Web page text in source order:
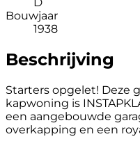
Bouwjaar
1938
Beschrijving
Starters opgelet! Deze
kapwoning is
een aangebouwde
overkapping en een